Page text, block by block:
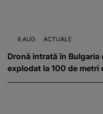
8 AUG ACTUALE
Dronă intrată în Bulgaria
explodat la 100 de metri